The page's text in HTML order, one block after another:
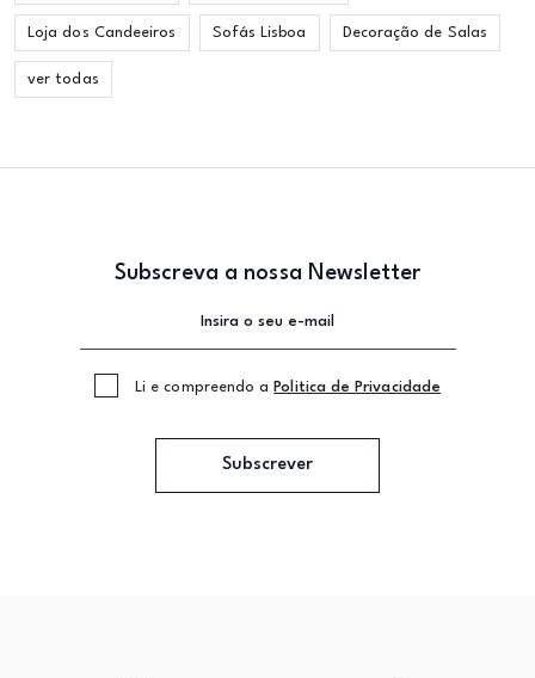
Loja dos Candeeiros Sofás Lisboa Decoração de Salas
ver todas
Subscreva a nossa Newsletter
Li e compreendo a Politica de Privacidade
Subscrever